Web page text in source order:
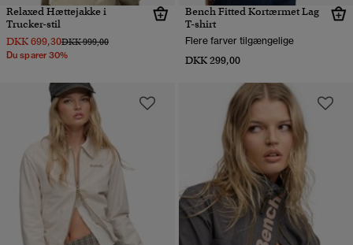
Relaxed Hættejakke i
Trucker-stil
DKK 699,30Pris nedsat fra
DKK 999,00til
Du sparer 30%
Bench Fitted Kortærmet Lag
T-shirt
Flere farver tilgængelige
DKK 299,00